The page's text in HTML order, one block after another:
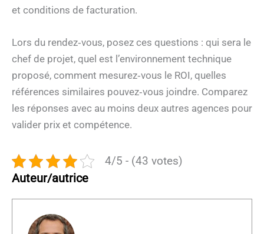
et conditions de facturation.
Lors du rendez‑vous, posez ces questions : qui sera le
chef de projet, quel est l’environnement technique
proposé, comment mesurez‑vous le ROI, quelles
références similaires pouvez‑vous joindre. Comparez
les réponses avec au moins deux autres agences pour
valider prix et compétence.
4/5 - (43 votes)
Auteur/autrice